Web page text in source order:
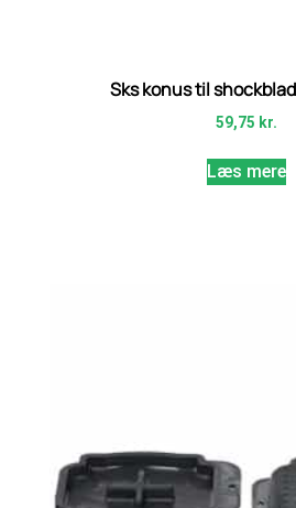
Sks konus til
59,75 kr.
Læs mere